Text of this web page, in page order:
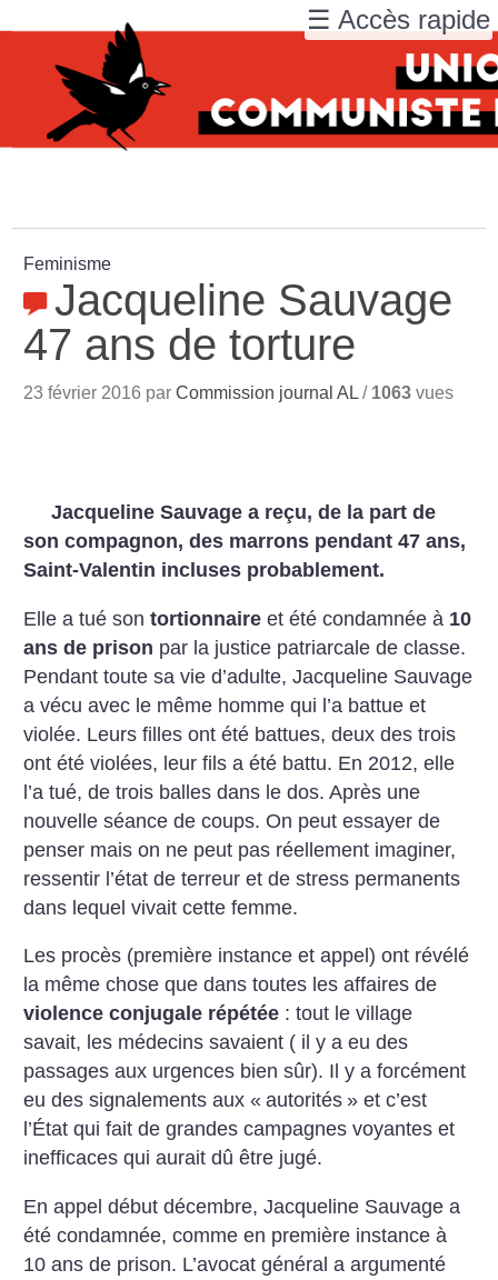
Feminisme
Jacqueline Sauvage
47 ans de torture
23 février 2016 parCommission journal AL / 1063 vues
Jacqueline Sauvage a reçu, de la part de
son compagnon, des marrons pendant 47 ans,
Saint-Valentin incluses probablement.
Elle a tué sontortionnaire et été condamnée à 10
ans de prison par la justice patriarcale de classe.
Pendant toute sa vie d’adulte, Jacqueline Sauvage
a vécu avec le même homme qui l’a battue et
violée. Leurs filles ont été battues, deux des trois
ont été violées, leur fils a été battu. En 2012, elle
l’a tué, de trois balles dans le dos. Après une
nouvelle séance de coups. On peut essayer de
penser mais on ne peut pas réellement imaginer,
ressentir l’état de terreur et de stress permanents
dans lequel vivait cette femme.
Les procès (première instance et appel) ont révélé
la même chose que dans toutes les affaires de
violence conjugale répétée : tout le village
savait, les médecins savaient ( il y a eu des
passages aux urgences bien sûr). Il y a forcément
eu des signalements aux « autorités » et c’est
l’État qui fait de grandes campagnes voyantes et
inefficaces qui aurait dû être jugé.
En appel début décembre, Jacqueline Sauvage a
été condamnée, comme en première instance à
10 ans de prison. L’avocat général a argumenté
☰ Accès rapide